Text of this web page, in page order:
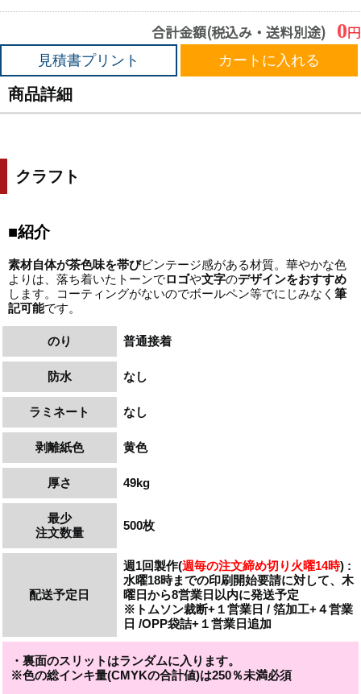
合計金額(税込み・送料別途) 0円
見積書プリント カートに入れる
商品詳細
クラフト
■紹介
素材自体が茶色味を帯びビンテージ感がある材質。華やかな色
よりは、落ち着いたトーンでロゴや文字のデザインをおすすめ
します。コーティングがないのでボールペン等でにじみなく 筆
記可能です。
のり 普通接着
防水 なし
ラミネート なし
剥離紙色 黄色
厚さ 49kg
最少
注文数量
500枚
配送予定日
週1回製作(週毎の注文締め切り火曜14時) :
水曜18時までの印刷開始要請に対して、 木
曜日から8営業日以内に発送予定
※トムソン裁断+１営業日 / 箔加工+４営業
日 /OPP袋詰+１営業日追加
・裏面のスリットはランダムに入ります。
※色の総インキ量(CMYKの合計値)は250％未満必須